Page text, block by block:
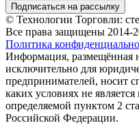
Подписаться на рассылку
© Технологии Торговли:
Все права защищены 2014-
Политика
Информация, размещённая
исключительно для
предпринимателей, носит
каких условиях не
определяемой пунктом 2
Российской Федерации.